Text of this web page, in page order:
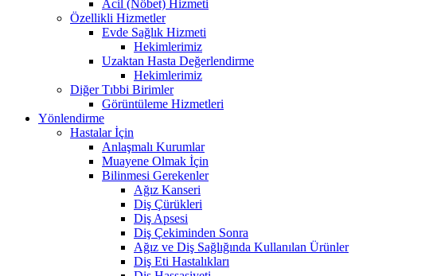
Acil (Nöbet) Hizmeti
Özellikli Hizmetler
Evde Sağlık Hizmeti
Hekimlerimiz
Uzaktan Hasta Değerlendirme
Hekimlerimiz
Diğer Tıbbi Birimler
Görüntüleme Hizmetleri
Yönlendirme
Hastalar İçin
Anlaşmalı Kurumlar
Muayene Olmak İçin
Bilinmesi Gerekenler
Ağız Kanseri
Diş Çürükleri
Diş Apsesi
Diş Çekiminden Sonra
Ağız ve Diş Sağlığında Kullanılan Ürünler
Diş Eti Hastalıkları